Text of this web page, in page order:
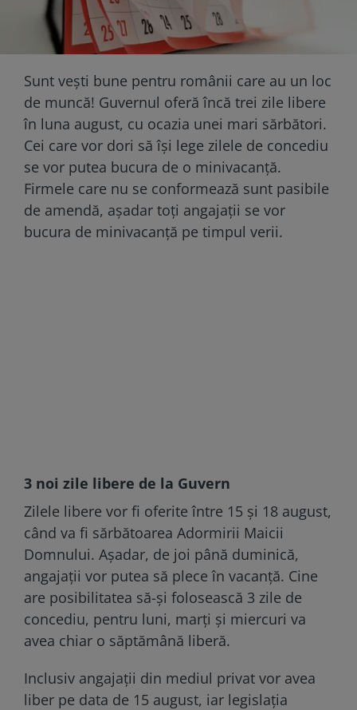
Sunt vești bune pentru românii care au un loc
de muncă! Guvernul oferă încă trei zile libere
în luna august, cu ocazia unei mari sărbători.
Cei care vor dori să își lege zilele de concediu
se vor putea bucura de o minivacanță.
Firmele care nu se conformează sunt pasibile
de amendă, așadar toți angajații se vor
bucura de minivacanță pe timpul verii.
3 noi zile libere de la Guvern
Zilele libere vor fi oferite între 15 și 18 august,
când va fi sărbătoarea Adormirii Maicii
Domnului. Așadar, de joi până duminică,
angajații vor putea să plece în vacanță. Cine
are posibilitatea să-și folosească 3 zile de
concediu, pentru luni, marți și miercuri va
avea chiar o săptămână liberă.
Inclusiv angajații din mediul privat vor avea
liber pe data de 15 august, iar legislația